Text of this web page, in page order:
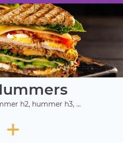
h2, hummer h3, ...
+